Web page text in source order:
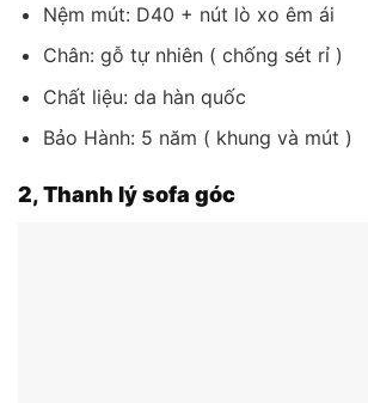
Nệm mút: D40 + nút lò xo êm ái
Chân: gỗ tự nhiên ( chống sét rỉ )
Chất liệu: da hàn quốc
Bảo Hành: 5 năm ( khung và mút )
2, Thanh lý sofa góc